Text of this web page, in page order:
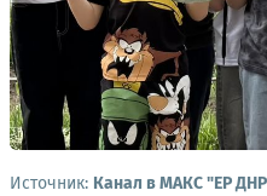
Источник: Канал в МАКС "ЕР